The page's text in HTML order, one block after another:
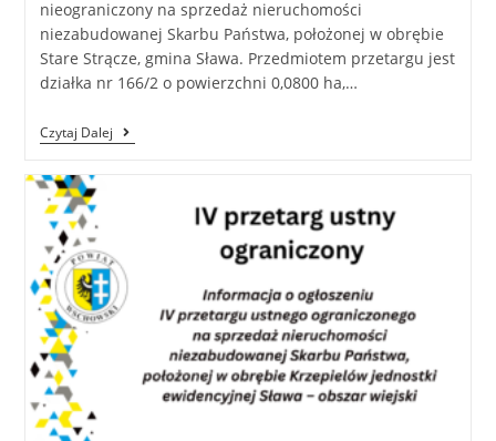
nieograniczony na sprzedaż nieruchomości
niezabudowanej Skarbu Państwa, położonej w obrębie
Stare Strącze, gmina Sława. Przedmiotem przetargu jest
działka nr 166/2 o powierzchni 0,0800 ha,…
Czytaj Dalej